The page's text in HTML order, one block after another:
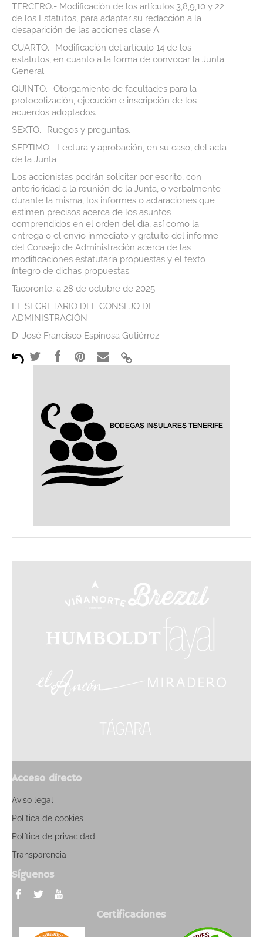
TERCERO.- Modificación de los artículos 3,8,9,10 y 22
de los Estatutos, para adaptar su redacción a la
desaparición de las acciones clase A.
CUARTO.- Modificación del artículo 14 de los
estatutos, en cuanto a la forma de convocar la Junta
General.
QUINTO.- Otorgamiento de facultades para la
protocolización, ejecución e inscripción de los
acuerdos adoptados.
SEXTO.- Ruegos y preguntas.
SEPTIMO.- Lectura y aprobación, en su caso, del acta
de la Junta
Los accionistas podrán solicitar por escrito, con
anterioridad a la reunión de la Junta, o verbalmente
durante la misma, los informes o aclaraciones que
estimen precisos acerca de los asuntos
comprendidos en el orden del día, así como la
entrega o el envío inmediato y gratuito del informe
del Consejo de Administración acerca de las
modificaciones estatutaria propuestas y el texto
íntegro de dichas propuestas.
Tacoronte, a 28 de octubre de 2025
EL SECRETARIO DEL CONSEJO DE
ADMINISTRACIÓN
D. José Francisco Espinosa Gutiérrez
Acceso directo
Aviso legal
Política de cookies
Política de privacidad
Transparencia
Síguenos
Certificaciones